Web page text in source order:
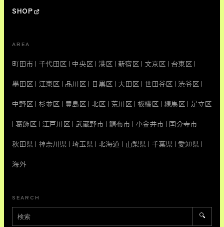
SHOP
AREA
町田市 | 千代田区 | 中央区 | 港区 | 新宿区 | 文京区 | 台東区 |
墨田区 | 江東区 | 品川区 | 目黒区 | 大田区 | 世田谷区 | 渋谷区 |
中野区 | 杉並区 | 豊島区 | 北区 | 荒川区 | 板橋区 | 練馬区 | 足立区
| 葛飾区 | 江戸川区 | 武蔵野市 | 調布市 | 小金井市 | 国分寺市
秋田県 | 神奈川県 | 埼玉県 | 北海道 | 山梨県 | 千葉県 | 愛知県 |
海外
SEARCH
🔍